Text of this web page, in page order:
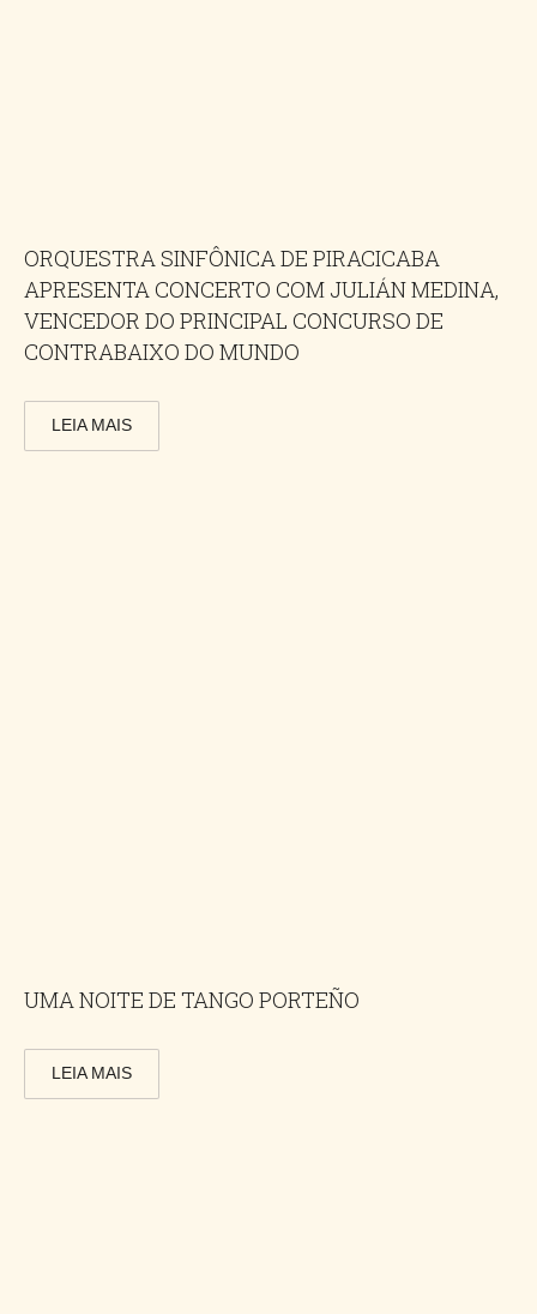
ORQUESTRA SINFÔNICA DE PIRACICABA
APRESENTA CONCERTO COM JULIÁN MEDINA,
VENCEDOR DO PRINCIPAL CONCURSO DE
CONTRABAIXO DO MUNDO
LEIA MAIS
UMA NOITE DE TANGO PORTEÑO
LEIA MAIS